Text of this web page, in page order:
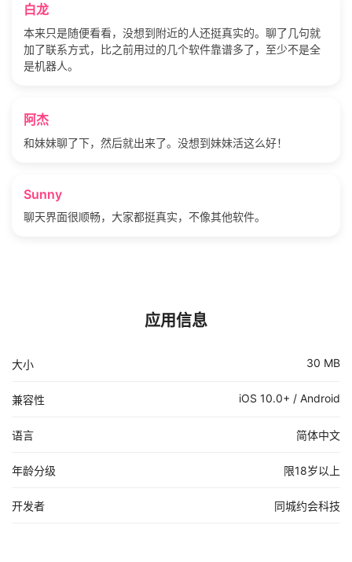
白龙
本来只是随便看看，没想到附近的人还挺真实的。聊了几句就
加了联系方式，比之前用过的几个软件靠谱多了，至少不是全
是机器人。
阿杰
和妹妹聊了下，然后就出来了。没想到妹妹活这么好！
Sunny
聊天界面很顺畅，大家都挺真实，不像其他软件。
应用信息
大小 30 MB
兼容性 iOS 10.0+ / Android
语言 简体中文
年龄分级 限18岁以上
开发者 同城约会科技